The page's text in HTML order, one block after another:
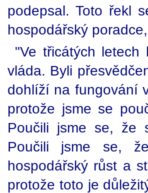
podepsal. Toto řekl
hospodářský
"Ve třicátých
vláda. Byli
dohlíží na fungování
protože jsme se
Poučili jsme se, že
Poučili jsme se,
hospodářský růst a
protože toto je